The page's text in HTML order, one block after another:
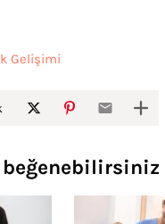
Gelişimi
beğenebilirsiniz